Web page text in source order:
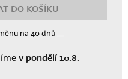
DO KOŠÍKU
na 40 dnů
v pondělí 10.8.